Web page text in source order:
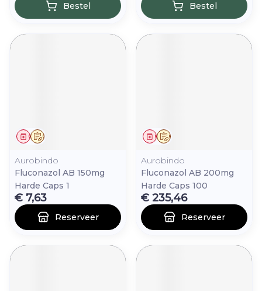
Bestel Bestel
Op voorschrift
Geneesmiddel
Aurobindo
Fluconazol AB 150mg
Harde Caps 1
€ 7,63
Reserveer
Op voorschrift
Geneesmiddel
Aurobindo
Fluconazol AB 200mg
Harde Caps 100
€ 235,46
Reserveer